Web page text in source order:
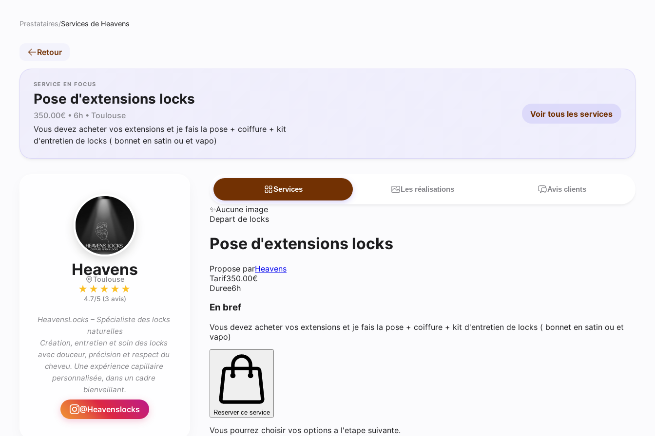
Prestataires/Services de Heavens
Retour
SERVICE EN FOCUS
Pose d'extensions locks
350.00€ • 6h • Toulouse
Vous devez acheter vos extensions et je fais la pose + coiffure + kit
d'entretien de locks ( bonnet en satin ou et vapo)
Voir tous les services
Heavens - Coiffure afro / tresses / locks / waves à Toulouse
Toulouse
★★★★★
4.7/5 (3 avis)
HeavensLocks – Spécialiste des locks
naturelles
Création, entretien et soin des locks
avec douceur, précision et respect du
cheveu. Une expérience capillaire
personnalisée, dans un cadre
bienveillant.
@Heavenslocks
Services Les réalisations Avis clients
✨Aucune image
Depart de locks
Pose d'extensions locks
Propose parHeavens
Tarif350.00€
Duree6h
En bref
Vous devez acheter vos extensions et je fais la pose + coiffure + kit d'entretien de locks ( bonnet en satin ou et
vapo)
Reserver ce service
Vous pourrez choisir vos options a l'etape suivante.